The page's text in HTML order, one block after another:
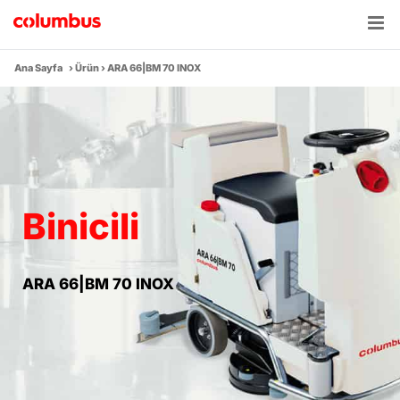
content
Ana Sayfa ›Ürün›ARA 66|BM 70 INOX
Binicili
ARA 66|BM 70 INOX